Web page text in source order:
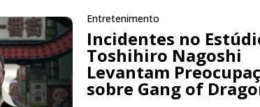
Entretenimento
Incidentes no
Toshihiro Nagoshi
Levantam
sobre Gang of